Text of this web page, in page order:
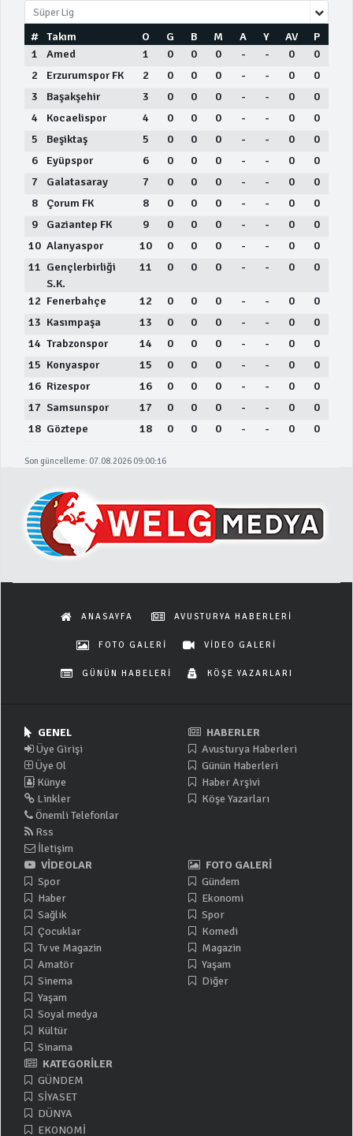
Süper Lig
# Takım O G B M A Y AV
P
1
Amed 1 0 0 0 - - 0
0
2
Erzurumspor FK 2 0 0 0 - - 0
0
3
Başakşehir 3 0 0 0 - - 0
0
4
Kocaelispor 4 0 0 0 - - 0
0
5
Beşiktaş 5 0 0 0 - - 0
0
6
Eyüpspor 6 0 0 0 - - 0
0
7
Galatasaray 7 0 0 0 - - 0
0
8
Çorum FK 8 0 0 0 - - 0
0
9
Gaziantep FK 9 0 0 0 - - 0
0
10 Alanyaspor 10 0 0 0 - - 0
0
11 Gençlerbirliği
S.K.
11 0 0 0 - - 0 0
12 Fenerbahçe 12 0 0 0 - - 0
0
13 Kasımpaşa 13 0 0 0 - - 0
0
14 Trabzonspor 14 0 0 0 - - 0
0
15 Konyaspor 15 0 0 0 - - 0
0
16 Rizespor 16 0 0 0 - - 0
0
17 Samsunspor 17 0 0 0 - - 0
0
18 Göztepe 18 0 0 0 - - 0 0
Son güncelleme: 07.08.2026 09:00:16
ANASAYFA AVUSTURYA HABERLERİ
FOTO GALERİ VİDEO GALERİ
GÜNÜN HABELERİ KÖŞE YAZARLARI
GENEL
Üye Girişi
Üye Ol
Künye
Linkler
Önemli Telefonlar
Rss
İletişim
HABERLER
Avusturya Haberleri
Günün Haberleri
Haber Arşivi
Köşe Yazarları
VİDEOLAR
Spor
Haber
Sağlık
Çocuklar
Tv ve Magazin
Amatör
Sinema
Yaşam
Soyal medya
Kültür
Sinama
FOTO GALERİ
Gündem
Ekonomi
Spor
Komedi
Magazin
Yaşam
Diğer
KATEGORİLER
GÜNDEM
SİYASET
DÜNYA
EKONOMİ